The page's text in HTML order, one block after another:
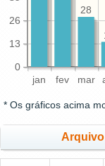
jan fev mar
0
13
26
28
* Os gráficos acima